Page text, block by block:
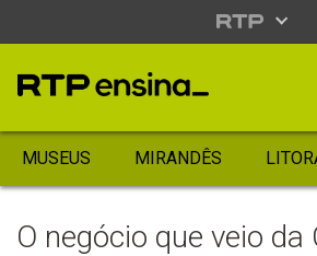
MUSEUS MIRANDÊS
O negócio que veio da